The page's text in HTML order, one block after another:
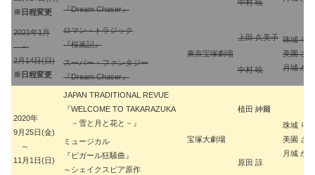
※日程変更
『Dream Chaser』
中村 暁
2021年1月
～
2月14日(日)
※日程変更
ロマン・トラジック
『桜嵐記』
東京宝塚劇場
上田 久美子 珠城 り
美園 さ
月城 か
スーパー・ファンタジー
『Dream Chaser』
中村 暁
2020年
9月25日(金)
～
11月1日(日)
JAPAN TRADITIONAL REVUE
『WELCOME TO TAKARAZUKA
－雪と月と花と－』
宝塚大劇場
植田 紳爾
珠城 り
美園 さ
月城 か
ミュージカル
『ピガール狂騒曲』
～シェイクスピア原作
原田 諒